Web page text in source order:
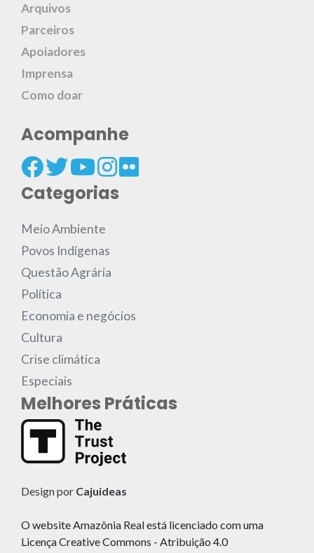
Arquivos
Parceiros
Apoiadores
Imprensa
Como doar
Acompanhe
Categorias
Meio Ambiente
Povos Indígenas
Questão Agrária
Política
Economia e negócios
Cultura
Crise climática
Especiais
Melhores Práticas
Design por Cajuideas
O website Amazônia Real está licenciado com uma
Licença Creative Commons - Atribuição 4.0